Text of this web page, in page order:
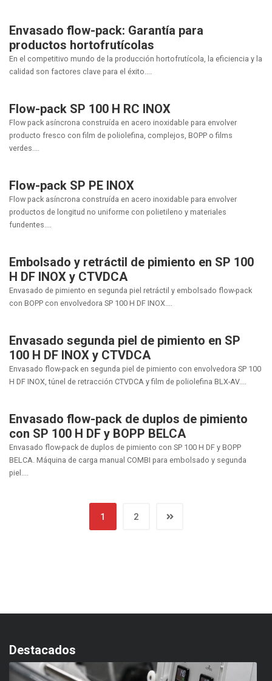
Envasado flow-pack: Garantía para
productos hortofrutícolas
En el competitivo mundo de la producción hortofrutícola, la eficiencia y la
calidad son factores clave para el éxito....
Flow-pack SP 100 H RC INOX
Flow pack asíncrona construída en acero inoxidable para envolver
producto fresco con film de poliolefina, complejos, BOPP o films
verdes....
Flow-pack SP PE INOX
Flow pack asíncrona construída en acero inoxidable para envolver
productos de longitud no uniforme con polietileno y materiales
fundentes....
Embolsado y retráctil de pimiento en SP 100
H DF INOX y CTVDCA
Envasado de pimiento en segunda piel retráctil y embolsado flow-pack
con BOPP con envolvedora SP 100 H DF INOX....
Envasado segunda piel de pimiento en SP
100 H DF INOX y CTVDCA
Envasado flow-pack en segunda piel de pimiento con envolvedora SP 100
H DF INOX, túnel de retracción CTVDCA y film de poliolefina BLX-AV....
Envasado flow-pack de duplos de pimiento
con SP 100 H DF y BOPP BELCA
Envasado flow-pack de duplos de pimiento con SP 100 H DF y BOPP
BELCA. Máquina de carga manual COMBI para embolsado y segunda
piel....
1 2
Destacados